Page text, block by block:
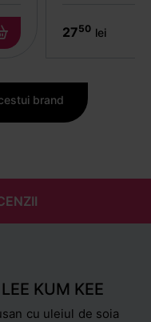
2750 lei
brand
KUM KEE
cu uleiul de soia